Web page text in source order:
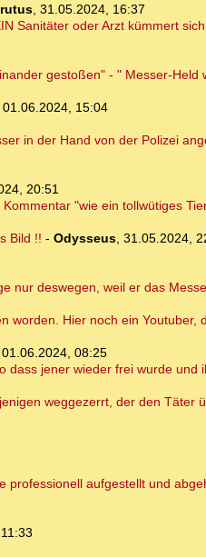
, 31.05.2024, 16:37
Sanitäter oder Arzt kümmert
gestoßen" - " Messer-Held
01.06.2024, 15:04
in der Hand von der Polizei
20:51
"wie ein tollwütiges
Bild !! - Odysseus, 31.05.2024,
nur deswegen, weil er das
Hier noch ein Youtuber,
01.06.2024, 08:25
jener wieder frei wurde und
weggezerrt, der den Täter
professionell aufgestellt und